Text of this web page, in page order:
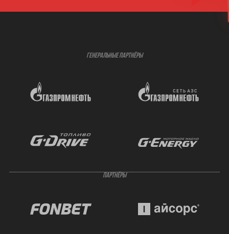
ГЕНЕРАЛЬНЫЕ ПАРТНЁРЫ
ПАРТНЁРЫ